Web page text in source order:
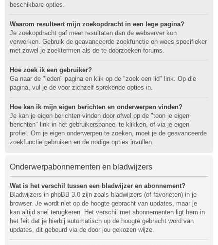
beschikbare opties.
Waarom resulteert mijn zoekopdracht in een lege pagina?
Je zoekopdracht gaf meer resultaten dan de webserver kon
verwerken. Gebruik de geavanceerde zoekfunctie en wees specifieker
met zowel je zoektermen als de te doorzoeken forums.
Hoe zoek ik een gebruiker?
Ga naar de "leden" pagina en klik op de "zoek een lid" link. Op die
pagina, vul je de voor zichzelf sprekende opties in.
Hoe kan ik mijn eigen berichten en onderwerpen vinden?
Je kan je eigen berichten vinden door ofwel op de "toon je eigen
berichten" link in het gebruikerspaneel te klikken, of via je eigen
profiel. Om je eigen onderwerpen te zoeken, moet je de geavanceerde
zoekfunctie gebruiken en de nodige opties invullen.
Onderwerpabonnementen en bladwijzers
Wat is het verschil tussen een bladwijzer en abonnement?
Bladwijzers in phpBB 3.0 zijn zoals bladwijzers (of favorieten) in je
browser. Je wordt niet op de hoogte gebracht van updates, maar je
kan altijd snel terugkeren. Het verschil met abonnementen ligt hem in
het feit dat je hierbij automatisch op de hoogte gebracht word van
updates, dit gebeurd via de door jou gekozen wijze.